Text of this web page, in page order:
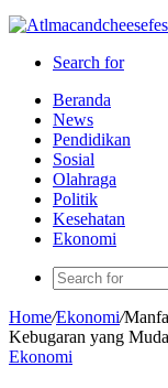
Search for
Beranda
News
Pendidikan
Sosial
Olahraga
Politik
Kesehatan
Ekonomi
Home/Ekonomi/
Kebugaran yang
Ekonomi